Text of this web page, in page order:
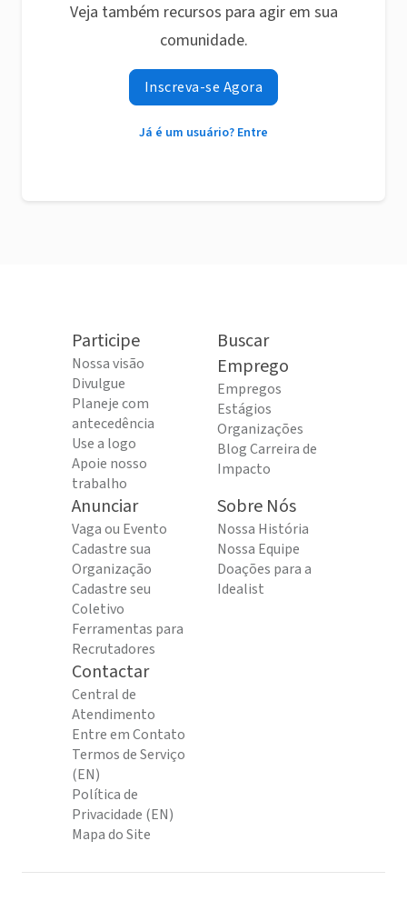
Veja também recursos para agir em sua
comunidade.
Inscreva-se Agora
Já é um usuário? Entre
Participe
Nossa visão
Divulgue
Planeje com
antecedência
Use a logo
Apoie nosso
trabalho
Buscar
Emprego
Empregos
Estágios
Organizações
Blog Carreira de
Impacto
Anunciar
Vaga ou Evento
Cadastre sua
Organização
Cadastre seu
Coletivo
Ferramentas para
Recrutadores
Sobre Nós
Nossa História
Nossa Equipe
Doações para a
Idealist
Contactar
Central de
Atendimento
Entre em Contato
Termos de Serviço
(EN)
Política de
Privacidade (EN)
Mapa do Site